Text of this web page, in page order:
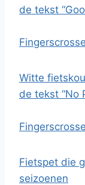
de tekst
Witte
de tekst “No
Fietspet die
seizoenen